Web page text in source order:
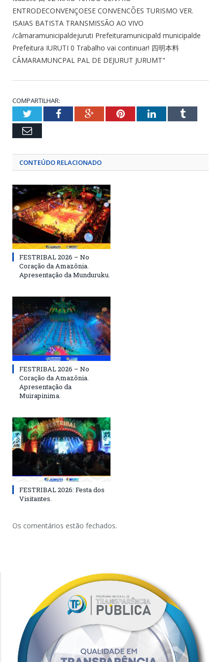
COMPARTILHAR:
TwitterFacebookGoogle+PinterestLinkedInTumblr
Email
CONTEÚDO RELACIONADO
FESTRIBAL 2026 – No
Coração da Amazônia.
Apresentação da Munduruku.
FESTRIBAL 2026 – No
Coração da Amazônia.
Apresentação da
Muirapinima.
FESTRIBAL 2026: Festa dos
Visitantes.
Os comentários estão fechados.